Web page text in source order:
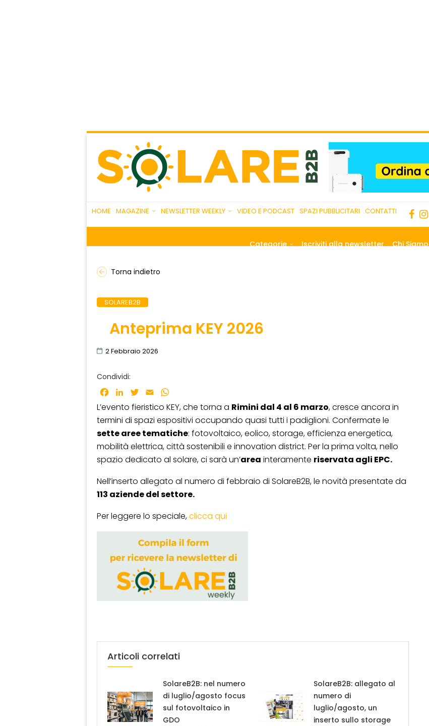
HOME MAGAZINE NEWSLETTER WEEKLY VIDEO E PODCAST SPAZI PUBBLICITARI CONTATTI
Categorie Iscriviti alla newsletter Chi Siamo
Torna indietro
SOLAREB2B
Anteprima KEY 2026
2 Febbraio 2026
Condividi:
Facebook
LinkedInTwitter
Email
L’evento fieristico KEY, che torna a Rimini dal 4 al 6 marzo, cresce ancora in
termini di spazi espositivi occupando quasi tutti i padiglioni. Confermate le
sette aree tematiche: fotovoltaico, eolico, storage, efficienza energetica,
mobilità elettrica, città sostenibili e innovation district. Per la prima volta, nello
spazio dedicato al solare, ci sarà un’area interamente riservata agli EPC.
Nell’inserto allegato al numero di febbraio di SolareB2B, le novità presentate da
113 aziende del settore.
Per leggere lo speciale,clicca qui
Articoli correlati
SolareB2B: nel numero
di luglio/agosto focus
sul fotovoltaico in
GDO
SolareB2B: allegato al
numero di
luglio/agosto, un
inserto sullo storage